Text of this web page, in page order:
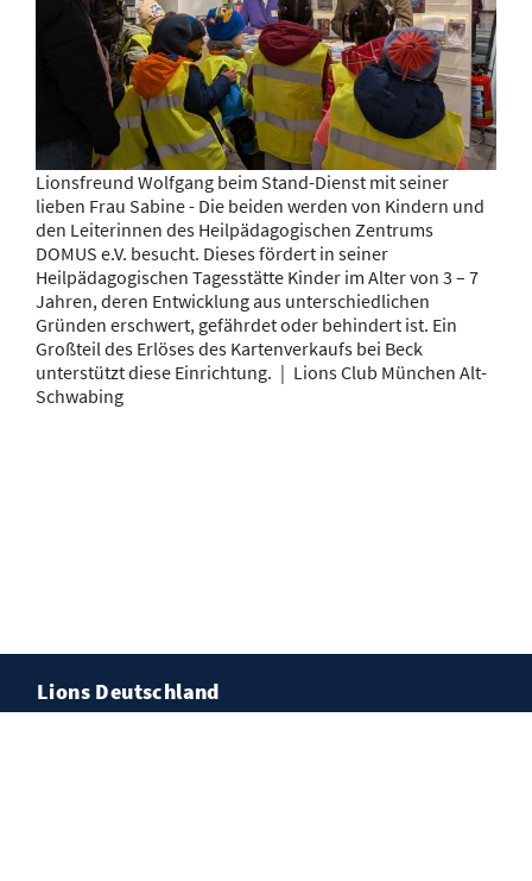
Lionsfreund Wolfgang beim Stand-Dienst mit seiner
lieben Frau Sabine - Die beiden werden von Kindern und
den Leiterinnen des Heilpädagogischen Zentrums
DOMUS e.V. besucht. Dieses fördert in seiner
Heilpädagogischen Tagesstätte Kinder im Alter von 3 – 7
Jahren, deren Entwicklung aus unterschiedlichen
Gründen erschwert, gefährdet oder behindert ist. Ein
Großteil des Erlöses des Kartenverkaufs bei Beck
unterstützt diese Einrichtung. | Lions Club München Alt-
Schwabing
Lions Deutschland